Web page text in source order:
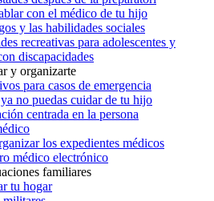
con el médico de tu hijo
y las habilidades sociales
recreativas para adolescentes y
discapacidades
y organizarte
para casos de emergencia
no puedas cuidar de tu hijo
centrada en la persona
los expedientes médicos
médico electrónico
familiares
tu hogar